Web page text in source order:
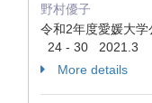
野村優子
令和2年度愛媛大学
24 - 30 2021.3
More details